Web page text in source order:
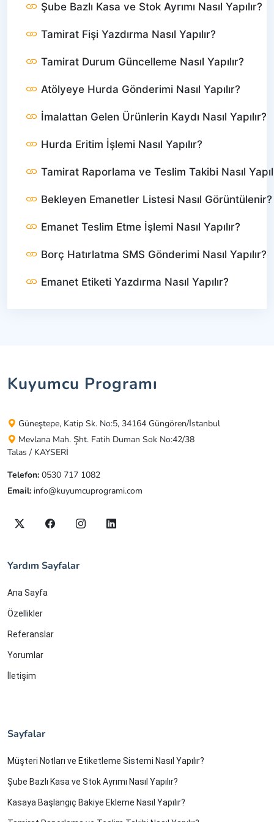
Şube Bazlı Kasa ve Stok Ayrımı Nasıl Yapılır?
Tamirat Fişi Yazdırma Nasıl Yapılır?
Tamirat Durum Güncelleme Nasıl Yapılır?
Atölyeye Hurda Gönderimi Nasıl Yapılır?
İmalattan Gelen Ürünlerin Kaydı Nasıl Yapılır?
Hurda Eritim İşlemi Nasıl Yapılır?
Tamirat Raporlama ve Teslim Takibi Nasıl
Bekleyen Emanetler Listesi Nasıl Görüntülenir?
Emanet Teslim Etme İşlemi Nasıl Yapılır?
Borç Hatırlatma SMS Gönderimi Nasıl Yapılır?
Emanet Etiketi Yazdırma Nasıl Yapılır?
Kuyumcu Programı
Güneştepe, Katip Sk. No:5, 34164 Güngören/İstanbul
Mevlana Mah. Şht. Fatih Duman Sok No:42/38
Talas / KAYSERİ
Telefon: 0530 717 1082
Email: info@kuyumcuprogrami.com
Yardım Sayfalar
Ana Sayfa
Özellikler
Referanslar
Yorumlar
İletişim
Sayfalar
Müşteri Notları ve Etiketleme Sistemi Nasıl Yapılır?
Şube Bazlı Kasa ve Stok Ayrımı Nasıl Yapılır?
Kasaya Başlangıç Bakiye Ekleme Nasıl Yapılır?